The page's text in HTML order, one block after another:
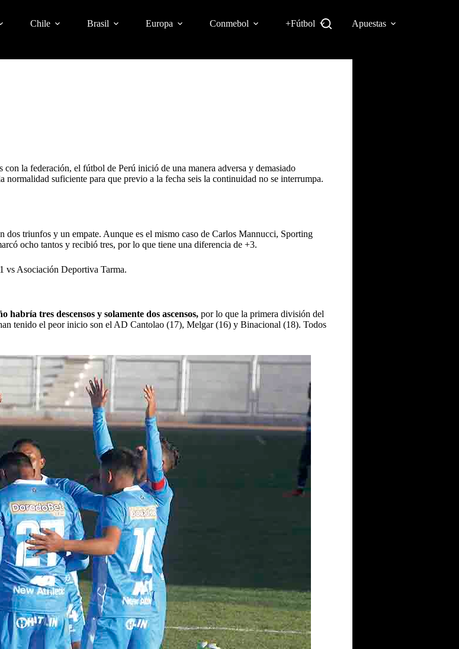
Chile Brasil Europa Conmebol +Fútbol Apuestas
la federación, el fútbol de Perú inició de una manera adversa y demasiado
suficiente para que previo a la fecha seis la continuidad no se interrumpa.
dos triunfos y un empate. Aunque es el mismo caso de Carlos Mannucci, Sporting
ocho tantos y recibió tres, por lo que tiene una diferencia de +3.
vs Asociación Deportiva Tarma.
habría tres descensos y solamente dos ascensos, por lo que la primera división del
tenido el peor inicio son el AD Cantolao (17), Melgar (16) y Binacional (18). Todos